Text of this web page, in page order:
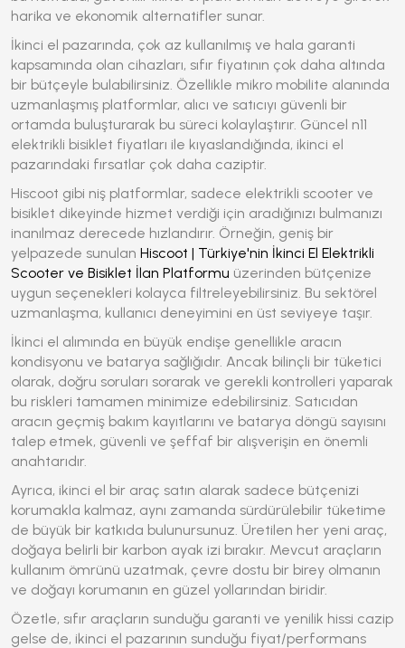
harika ve ekonomik alternatifler sunar.
İkinci el pazarında, çok az kullanılmış ve hala garanti
kapsamında olan cihazları, sıfır fiyatının çok daha altında
bir bütçeyle bulabilirsiniz. Özellikle mikro mobilite alanında
uzmanlaşmış platformlar, alıcı ve satıcıyı güvenli bir
ortamda buluşturarak bu süreci kolaylaştırır. Güncel n11
elektrikli bisiklet fiyatları ile kıyaslandığında, ikinci el
pazarındaki fırsatlar çok daha caziptir.
Hiscoot gibi niş platformlar, sadece elektrikli scooter ve
bisiklet dikeyinde hizmet verdiği için aradığınızı bulmanızı
inanılmaz derecede hızlandırır. Örneğin, geniş bir
yelpazede sunulan Hiscoot | Türkiye'nin İkinci El Elektrikli
Scooter ve Bisiklet İlan Platformu üzerinden bütçenize
uygun seçenekleri kolayca filtreleyebilirsiniz. Bu sektörel
uzmanlaşma, kullanıcı deneyimini en üst seviyeye taşır.
İkinci el alımında en büyük endişe genellikle aracın
kondisyonu ve batarya sağlığıdır. Ancak bilinçli bir tüketici
olarak, doğru soruları sorarak ve gerekli kontrolleri yaparak
bu riskleri tamamen minimize edebilirsiniz. Satıcıdan
aracın geçmiş bakım kayıtlarını ve batarya döngü sayısını
talep etmek, güvenli ve şeffaf bir alışverişin en önemli
anahtarıdır.
Ayrıca, ikinci el bir araç satın alarak sadece bütçenizi
korumakla kalmaz, aynı zamanda sürdürülebilir tüketime
de büyük bir katkıda bulunursunuz. Üretilen her yeni araç,
doğaya belirli bir karbon ayak izi bırakır. Mevcut araçların
kullanım ömrünü uzatmak, çevre dostu bir birey olmanın
ve doğayı korumanın en güzel yollarından biridir.
Özetle, sıfır araçların sunduğu garanti ve yenilik hissi cazip
gelse de, ikinci el pazarının sunduğu fiyat/performans